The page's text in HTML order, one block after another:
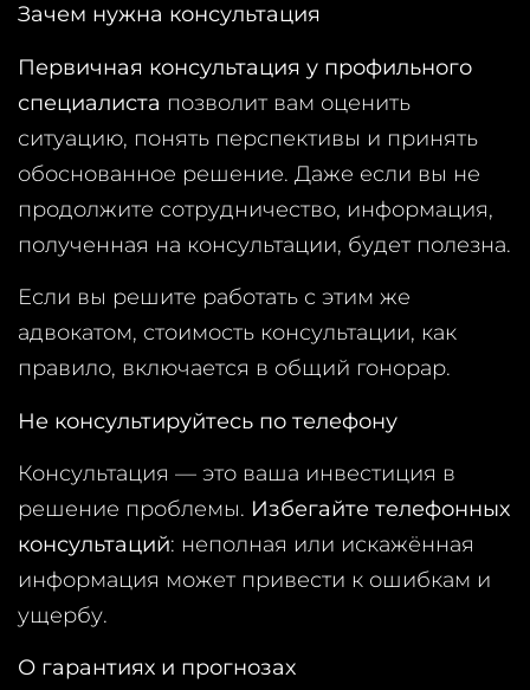
Зачем нужна консультация
Первичная консультация у профильного
специалиста позволит вам оценить
ситуацию, понять перспективы и принять
обоснованное решение. Даже если вы не
продолжите сотрудничество, информация,
полученная на консультации, будет полезна.
Если вы решите работать с этим же
адвокатом, стоимость консультации, как
правило, включается в общий гонорар.
Не консультируйтесь по телефону
Консультация — это ваша инвестиция в
решение проблемы. Избегайте телефонных
консультаций: неполная или искажённая
информация может привести к ошибкам и
ущербу.
О гарантиях и прогнозах